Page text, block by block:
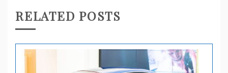
RELATED POSTS